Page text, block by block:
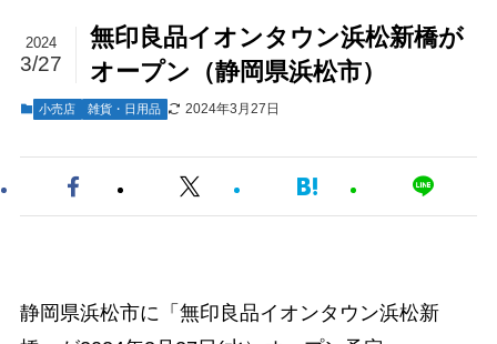
無印良品イオンタウン浜松新橋が
オープン（静岡県浜松市）
2024
3/27
小売店 雑貨・日用品 2024年3月27日
静岡県浜松市に「無印良品イオンタウン浜松新